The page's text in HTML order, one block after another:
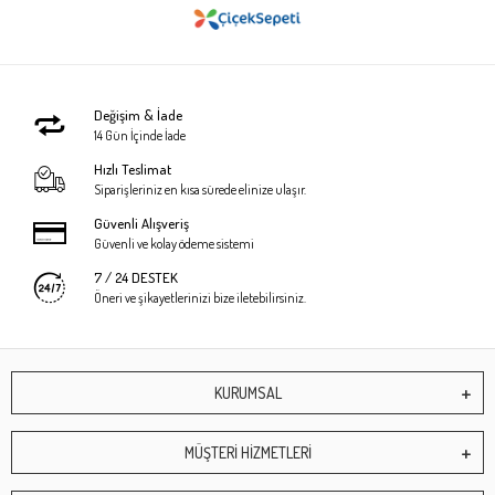
Değişim & İade
14 Gün İçinde İade
Hızlı Teslimat
Siparişleriniz en kısa sürede elinize ulaşır.
Güvenli Alışveriş
Güvenli ve kolay ödeme sistemi
7 / 24 DESTEK
Öneri ve şikayetlerinizi bize iletebilirsiniz.
KURUMSAL
MÜŞTERİ HİZMETLERİ